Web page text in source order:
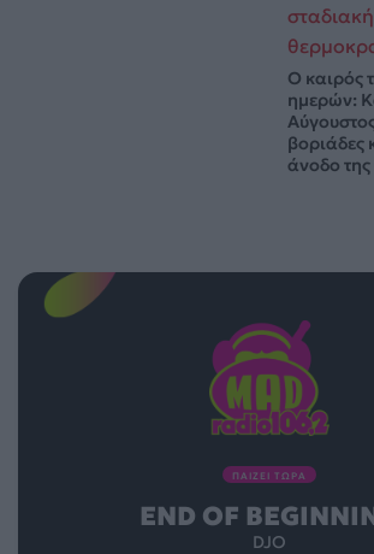
Ο καιρός
ημερών:
βοριάδες
άνοδο
ΠΑΙΖΕΙ ΤΩΡΑ
END OF
DJO